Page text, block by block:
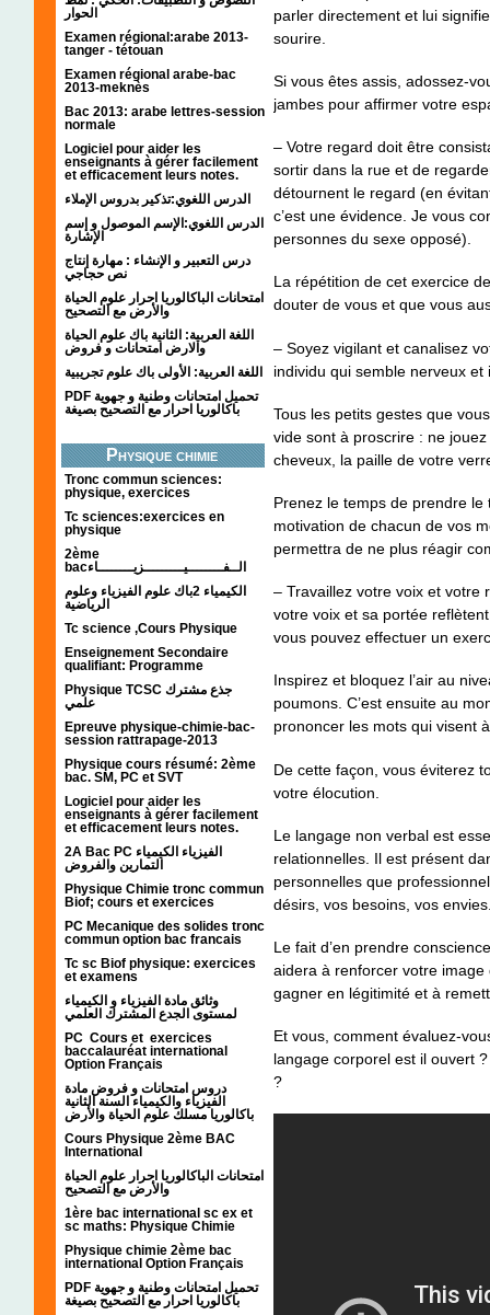
الحوار
Examen régional:arabe 2013-
tanger - tétouan
Examen régional arabe-bac
2013-meknès
Bac 2013: arabe lettres-session
normale
Logiciel pour aider les
enseignants à gérer facilement
et efficacement leurs notes.
الدرس اللغوي:تذكير بدروس الإملاء
الدرس اللغوي:الإسم الموصول و إسم
الإشارة
درس التعبير و الإنشاء : مهارة إنتاج
نص حجاجي
امتحانات الباكالوريا احرار علوم الحياة
والأرض مع التصحيح
اللغة العربية: الثانية باك علوم الحياة
والارض امتحانات و فروض
اللغة العربية: الأولى باك علوم تجريبية
PDF تحميل امتحانات وطنية و جهوية
باكالوريا احرار مع التصحيح بصيغة
Physique chimie
Tronc commun sciences:
physique, exercices
Tc sciences:exercices en
physique
2ème
bacالــفــــــــيـــــــــزيــــــــاء
الكيمياء 2باك علوم الفيزياء وعلوم
الرياضية
Tc science ,Cours Physique
Enseignement Secondaire
qualifiant: Programme
Physique TCSC جذع مشترك
علمي
Epreuve physique-chimie-bac-
session rattrapage-2013
Physique cours résumé: 2ème
bac. SM, PC et SVT
Logiciel pour aider les
enseignants à gérer facilement
et efficacement leurs notes.
2A Bac PC الفيزياء الكيمياء
التمارين والفروض
Physique Chimie tronc commun
Biof; cours et exercices
PC Mecanique des solides tronc
commun option bac francais
Tc sc Biof physique: exercices
et examens
وثائق مادة الفيزياء و الكيمياء
PC Cours et exercices
baccalauréat international
Option Français
دروس امتحانات و فروض مادة
الفيزياء والكيمياء السنة الثانية
باكالوريا مسلك علوم الحياة والأرض
Cours Physique 2ème BAC
International
امتحانات الباكالوريا احرار علوم الحياة
والأرض مع التصحيح
1ère bac international sc ex et
sc maths: Physique Chimie
Physique chimie 2ème bac
international Option Français
PDF تحميل امتحانات وطنية و جهوية
باكالوريا احرار مع التصحيح بصيغة
parler directement et lui
sourire.
Si vous êtes assis, adossez-
jambes pour affirmer votre
– Votre regard doit être
sortir dans la rue et de
détournent le regard (en
c’est une évidence. Je vous
personnes du sexe opposé).
La répétition de cet exercice
douter de vous et que vous
– Soyez vigilant et canalisez
individu qui semble nerveux
Tous les petits gestes que
vide sont à proscrire : ne
cheveux, la paille de votre
Prenez le temps de prendre
motivation de chacun de vos
permettra de ne plus réagir
– Travaillez votre voix et votre
votre voix et sa portée
vous pouvez effectuer un
Inspirez et bloquez l’air au
poumons. C’est ensuite au
prononcer les mots qui visent
De cette façon, vous éviterez
votre élocution.
Le langage non verbal est
relationnelles. Il est présent
personnelles que
désirs, vos besoins, vos
Le fait d’en prendre
aidera à renforcer votre
gagner en légitimité et à
Et vous, comment évaluez-
langage corporel est il ouvert
?